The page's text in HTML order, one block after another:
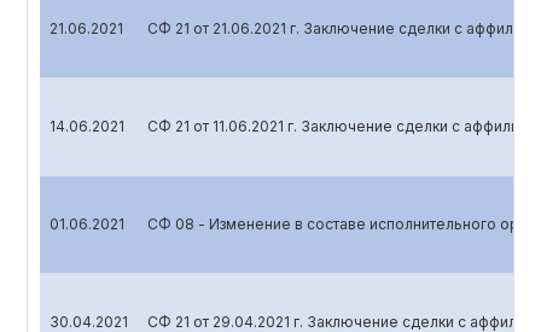
21.06.2021 СФ 21 от 21.06.2021 г. Заключение сделки с
14.06.2021 СФ 21 от 11.06.2021 г. Заключение сделки с
01.06.2021 СФ 08 - Изменение в составе исполнительного
30.04.2021 СФ 21 от 29.04.2021 г. Заключение сделки с